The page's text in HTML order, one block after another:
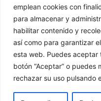
emplean cookies con
para almacenar y
habilitar contenido y
así como para garantizar
esta web. Puedes aceptar
botón “Aceptar” o puedes
rechazar su uso pulsando